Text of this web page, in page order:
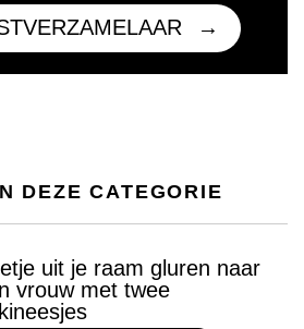
DEZE CATEGORIE
uit je raam gluren naar
vrouw met twee